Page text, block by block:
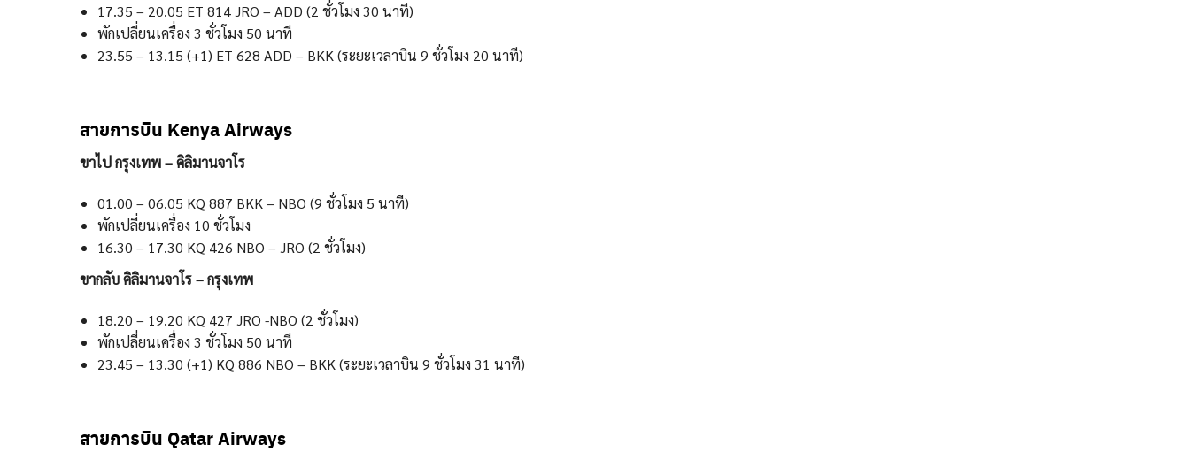
17.35 – 20.05 ET 814 JRO – ADD (2 ชั่วโมง 30 นาที)
พักเปลี่ยนเครื่อง 3 ชั่วโมง 50 นาที
23.55 – 13.15 (+1) ET 628 ADD – BKK (ระยะเวลาบิน 9 ชั่วโมง 20 นาที)
สายการบิน Kenya Airways
ขาไป กรุงเทพ – คิลิมานจาโร
01.00 – 06.05 KQ 887 BKK – NBO (9 ชั่วโมง 5 นาที)
พักเปลี่ยนเครื่อง 10 ชั่วโมง
16.30 – 17.30 KQ 426 NBO – JRO (2 ชั่วโมง)
ขากลับ คิลิมานจาโร – กรุงเทพ
18.20 – 19.20 KQ 427 JRO -NBO (2 ชั่วโมง)
พักเปลี่ยนเครื่อง 3 ชั่วโมง 50 นาที
23.45 – 13.30 (+1) KQ 886 NBO – BKK (ระยะเวลาบิน 9 ชั่วโมง 31 นาที)
สายการบิน Qatar Airways